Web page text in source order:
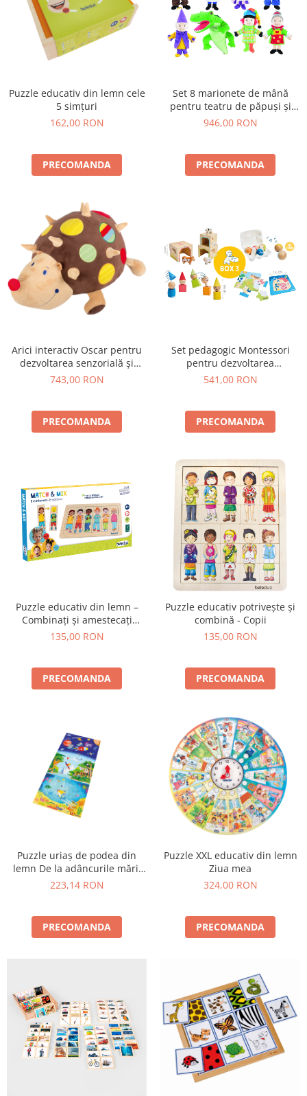
Puzzle educativ din lemn cele
5 simțuri
162,00 RON
PRECOMANDA
Set 8 marionete de mână
pentru teatru de păpuși și
jocuri de rol
946,00 RON
PRECOMANDA
Arici interactiv Oscar pentru
dezvoltarea senzorială și
motrică
743,00 RON
PRECOMANDA
Set pedagogic Montessori
pentru dezvoltarea
vocabularului copiilor
541,00 RON
PRECOMANDA
Puzzle educativ din lemn –
Combinați și amestecați
„Emoțiile”
135,00 RON
PRECOMANDA
Puzzle educativ potrivește și
combină - Copii
135,00 RON
PRECOMANDA
Puzzle uriaș de podea din
lemn De la adâncurile mării
până în cosmos
223,14 RON
PRECOMANDA
Puzzle XXL educativ din lemn
Ziua mea
324,00 RON
PRECOMANDA